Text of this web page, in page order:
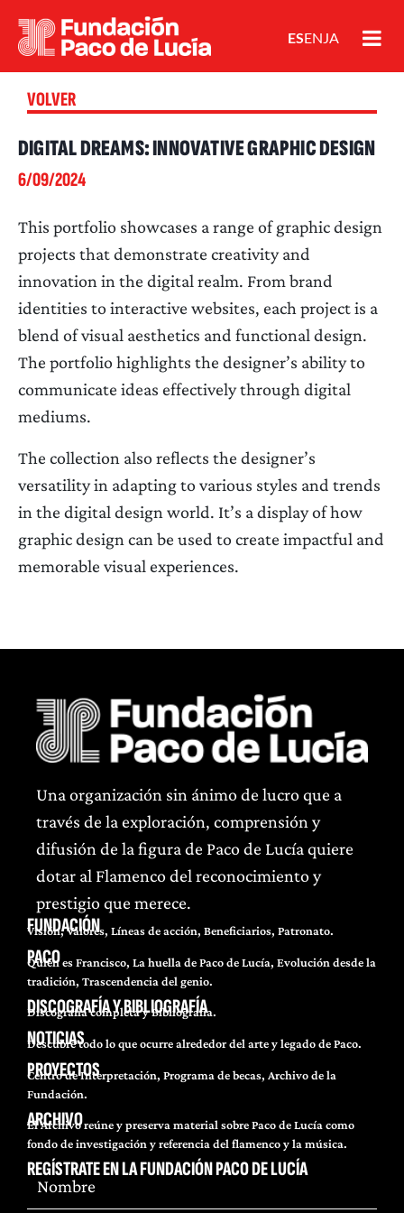
VOLVER
DIGITAL DREAMS: INNOVATIVE GRAPHIC DESIGN
6/09/2024
This portfolio showcases a range of graphic design
projects that demonstrate creativity and
innovation in the digital realm. From brand
identities to interactive websites, each project is a
blend of visual aesthetics and functional design.
The portfolio highlights the designer’s ability to
communicate ideas effectively through digital
mediums.
The collection also reflects the designer’s
versatility in adapting to various styles and trends
in the digital design world. It’s a display of how
graphic design can be used to create impactful and
memorable visual experiences.
Una organización sin ánimo de lucro que a
través de la exploración, comprensión y
difusión de la figura de Paco de Lucía quiere
dotar al Flamenco del reconocimiento y
prestigio que merece.
FUNDACIÓN
Visión, Valores, Líneas de acción, Beneficiarios, Patronato.
PACO
Quién es Francisco, La huella de Paco de Lucía, Evolución desde la
tradición, Trascendencia del genio.
DISCOGRAFÍA Y BIBLIOGRAFÍA
Discografía completa y Bibliografía.
NOTICIAS
Descubre todo lo que ocurre alrededor del arte y legado de Paco.
PROYECTOS
Centro de Interpretación, Programa de becas, Archivo de la
Fundación.
ARCHIVO
El Archivo reúne y preserva material sobre Paco de Lucía como
fondo de investigación y referencia del flamenco y la música.
REGÍSTRATE EN LA FUNDACIÓN PACO DE LUCÍA
ENJA
ES